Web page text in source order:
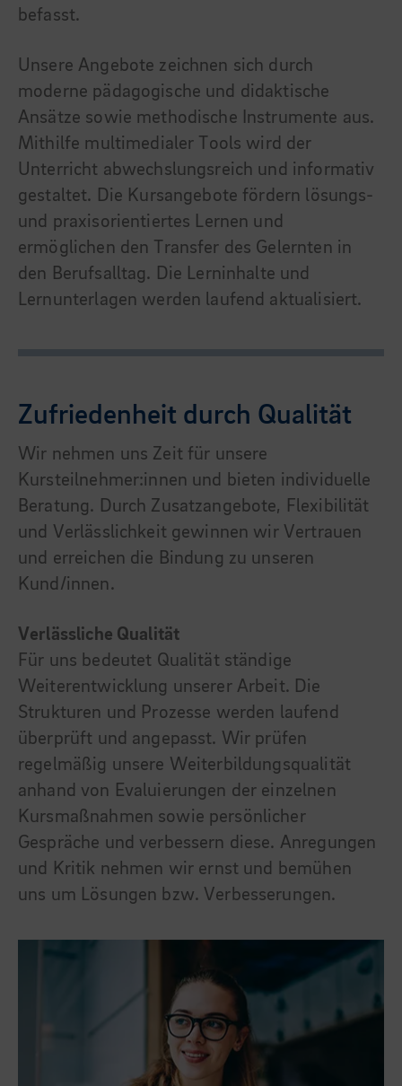
befasst.
Unsere Angebote zeichnen sich durch
moderne pädagogische und didaktische
Ansätze sowie methodische Instrumente aus.
Mithilfe multimedialer Tools wird der
Unterricht abwechslungsreich und informativ
gestaltet. Die Kursangebote fördern lösungs-
und praxisorientiertes Lernen und
ermöglichen den Transfer des Gelernten in
den Berufsalltag. Die Lerninhalte und
Lernunterlagen werden laufend aktualisiert.
Zufriedenheit durch Qualität
Wir nehmen uns Zeit für unsere
Kursteilnehmer:innen und bieten individuelle
Beratung. Durch Zusatzangebote, Flexibilität
und Verlässlichkeit gewinnen wir Vertrauen
und erreichen die Bindung zu unseren
Kund/innen.
Verlässliche Qualität
Für uns bedeutet Qualität ständige
Weiterentwicklung unserer Arbeit. Die
Strukturen und Prozesse werden laufend
überprüft und angepasst. Wir prüfen
regelmäßig unsere Weiterbildungsqualität
anhand von Evaluierungen der einzelnen
Kursmaßnahmen sowie persönlicher
Gespräche und verbessern diese. Anregungen
und Kritik nehmen wir ernst und bemühen
uns um Lösungen bzw. Verbesserungen.